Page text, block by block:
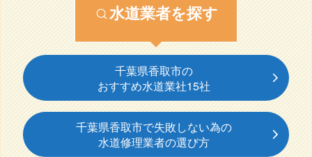
水道業者を探す
千葉県香取市の
おすすめ水道業社15社
千葉県香取市で失敗しない為の
水道修理業者の選び方